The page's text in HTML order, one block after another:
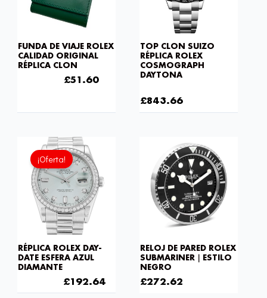
FUNDA DE VIAJE ROLEX
CALIDAD ORIGINAL
RÉPLICA CLON
£51.60
TOP CLON SUIZO
RÉPLICA ROLEX
COSMOGRAPH
DAYTONA
£843.66
¡Oferta!
RÉPLICA ROLEX DAY-
DATE ESFERA AZUL
DIAMANTE
El
precio
original
era:
£301.00.
£192.64
£192.64.
RELOJ DE PARED ROLEX
SUBMARINER｜ESTILO
NEGRO
£272.62